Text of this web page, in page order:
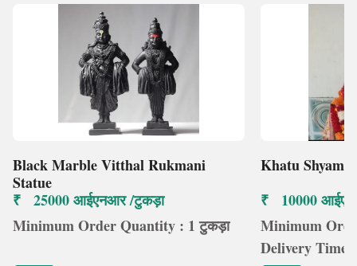
Black Marble Vitthal Rukmani
Statue
₹ 25000 आईएनआर /टुकड़ा
Minimum Order Quantity : 1 टुकड़ा
Khatu Shyam
₹ 10000
Minimum
Delivery Time